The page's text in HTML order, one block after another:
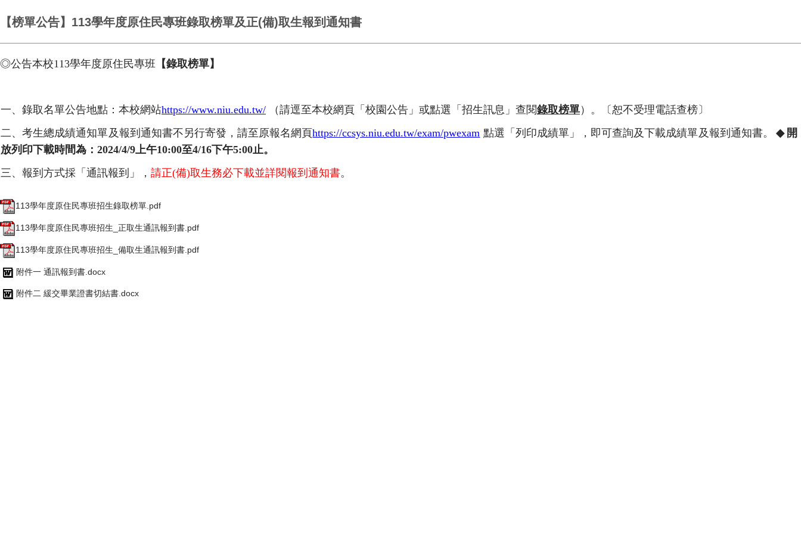
【榜單公告】113學年度原住民專班錄取榜單及正(備)取生報到通知書
◎公告本校113學年度原住民專班 【錄取榜單】
一、錄取名單公告地點：本校網站https://www.niu.edu.tw/ （請逕至本校網頁「校園公告」或點選「招生訊息」查閱錄取榜單）。〔恕不受理電話查榜〕
二、考生總成績通知單及報到通知書不另行寄發，請至原報名網頁https://ccsys.niu.edu.tw/exam/pwexam 點選「列印成績單」，即可查詢及下載成績單及報到通知書。 ◆ 開
放列印下載時間為： 2024/4/9上午10:00至4/16下午5:00止。
三、報到方式採「通訊報到」， 請正(備)取生務必下載並詳閱報到通知書。
113學年度原住民專班招生錄取榜單.pdf
113學年度原住民專班招生_正取生通訊報到書.pdf
113學年度原住民專班招生_備取生通訊報到書.pdf
附件一 通訊報到書.docx
附件二 緩交畢業證書切結書.docx